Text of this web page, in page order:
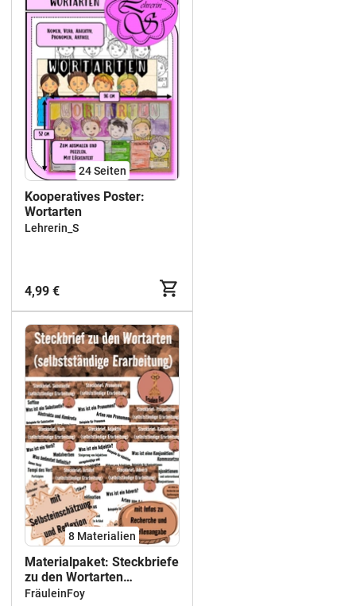
24Seiten
Kooperatives Poster:
Wortarten
Lehrerin_S
4,99 €
8 Materialien
Materialpaket: Steckbriefe
zu den Wortarten
(Wortarten selbstständig
FräuleinFoy